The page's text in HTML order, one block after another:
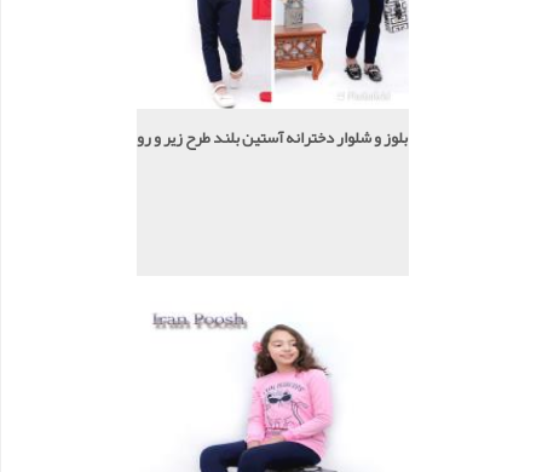
بلوز و شلوار دخترانه آستین بلند طرح زیر و رو